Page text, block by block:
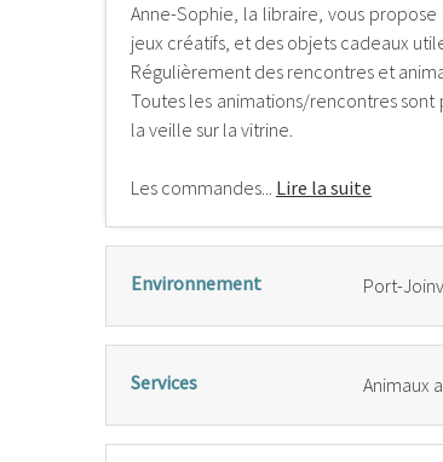
Anne-Sophie, la libraire, vous
jeux créatifs, et des objets cadeaux
Régulièrement des rencontres et
Toutes les animations/rencontres
la veille sur la vitrine.
Les commandes... Lire la suite
Environnement Port-
Services Animaux